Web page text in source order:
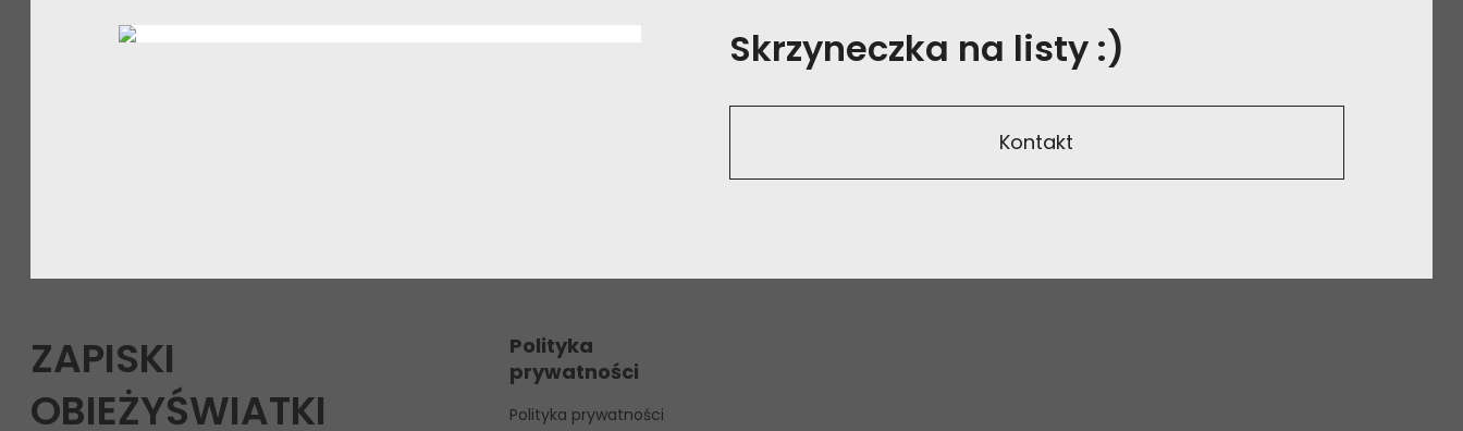
Skrzyneczka na listy :)
Kontakt
ZAPISKI
OBIEŻYŚWIATKI
Polityka
prywatności
Polityka prywatności